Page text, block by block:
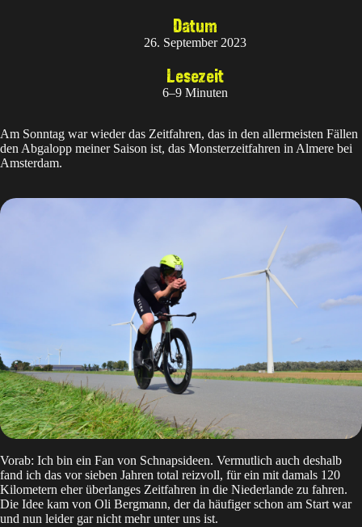
Datum
26. September 2023
Lesezeit
6–9 Minuten
Am Sonntag war wieder das Zeitfahren, das in den allermeisten Fällen
den Abgalopp meiner Saison ist, das Monsterzeitfahren in Almere bei
Amsterdam.
Vorab: Ich bin ein Fan von Schnapsideen. Vermutlich auch deshalb
fand ich das vor sieben Jahren total reizvoll, für ein mit damals 120
Kilometern eher überlanges Zeitfahren in die Niederlande zu fahren.
Die Idee kam von Oli Bergmann, der da häufiger schon am Start war
und nun leider gar nicht mehr unter uns ist.